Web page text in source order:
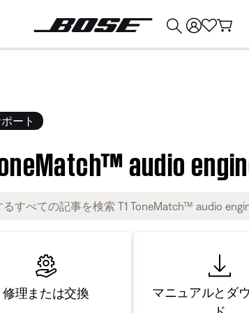
ート
audio
修理または交換
マニュアルとダ